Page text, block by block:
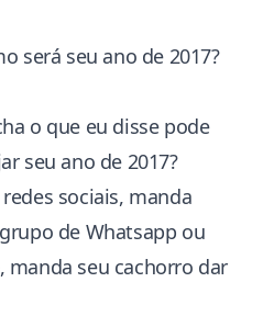
será seu ano de 2017?
o que eu disse pode
seu ano de 2017?
sociais, manda
de Whatsapp ou
manda seu cachorro dar